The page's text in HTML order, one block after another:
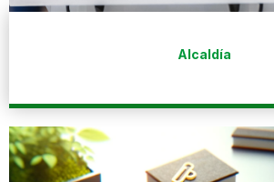
Alcaldía